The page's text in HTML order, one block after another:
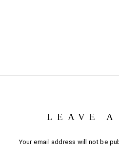
LEAVE A
Your email address will not be